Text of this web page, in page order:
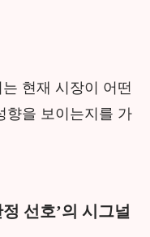
현재 시장이 어떤
향을 보이는지를 가
선호’의 시그널